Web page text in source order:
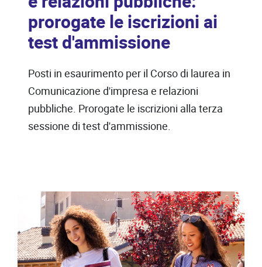
prorogate le iscrizioni ai
test d'ammissione
Posti in esaurimento per il Corso di laurea in
Comunicazione d'impresa e relazioni
pubbliche. Prorogate le iscrizioni alla terza
sessione di test d'ammissione.